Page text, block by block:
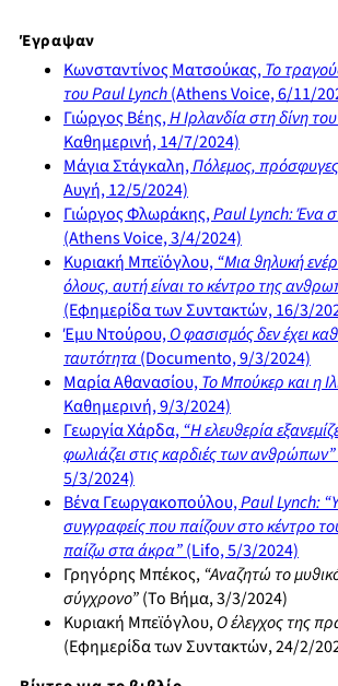
Έγραψαν
Κωνσταντίνος Ματσούκας,Το
του Paul Lynch(Athens Voice, 6/11/
Γιώργος Βέης,Η Ιρλανδία στη δίνη
Καθημερινή, 14/7/2024)
Μάγια Στάγκαλη,Πόλεμος,
Αυγή, 12/5/2024)
Γιώργος Φλωράκης,Paul Lynch: Ένα
(Athens Voice, 3/4/2024)
Κυριακή Μπεϊόγλου,“Μια θηλυκή
όλους, αυτή είναι το κέντρο της
(Εφημερίδα των Συντακτών, 16/3/
Έμυ Ντούρου,Ο φασισμός δεν έχει
ταυτότητα(Documento, 9/3/2024)
Μαρία Αθανασίου,Το Μπούκερ και η
Καθημερινή, 9/3/2024)
Γεωργία Χάρδα,“Η ελευθερία
φωλιάζει στις καρδιές των ανθρώπων”
5/3/2024)
Βένα Γεωργακοπούλου,Paul Lynch:
συγγραφείς που παίζουν στο κέντρο
παίζω στα άκρα”(Lifo, 5/3/2024)
Γρηγόρης Μπέκος,“Αναζητώ το
σύγχρονο”(Το Βήμα, 3/3/2024)
Κυριακή Μπεϊόγλου,Ο έλεγχος της
(Εφημερίδα των Συντακτών, 24/2/